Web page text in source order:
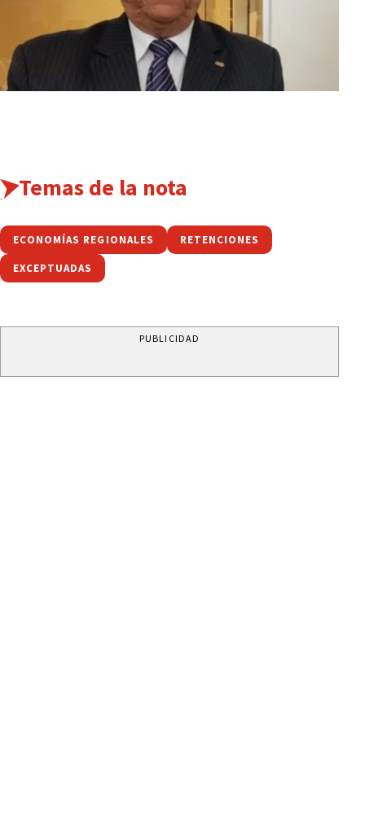
Temas de la nota
ECONOMÍAS REGIONALES RETENCIONES
EXCEPTUADAS
PUBLICIDAD